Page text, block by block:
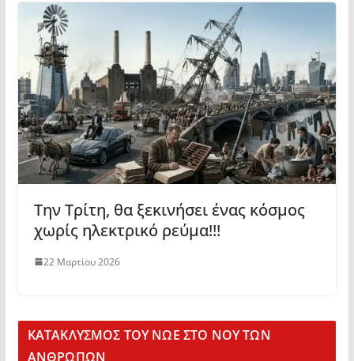
Την Τρίτη, θα ξεκινήσει ένας κόσμος
χωρίς ηλεκτρικό ρεύμα!!!
22 Μαρτίου 2026
KΑΤΑΚΛΥΣΜΟΣ ΤΟΥ ΝΩΕ ΣΤΟ ΝΟΥ ΤΩΝ
ΑΝΘΡΩΠΩΝ